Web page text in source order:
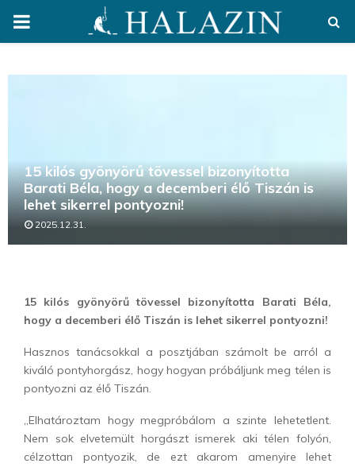
PRIMARY
15 kilós gyönyörű tövessel bizonyította
Barati Béla, hogy a decemberi élő Tiszán is
lehet sikerrel pontyozni!
2025.12.31.
15 kilós gyönyörű tövessel bizonyította Barati Béla,
hogy a decemberi élő Tiszán is lehet sikerrel pontyozni!
Hasznos tanácsokkal a posztjában számolt be arról a
kiváló pontyhorgász, hogy hogyan próbáljunk meg télen is
pontyozni az élő Tiszán.
„Elhatároztam hogy megpróbálom a szinte lehetetlent.
Nem sok elvetemült horgászt ismerek aki télen folyón,
célzottan pontyozik, de ezt akarom amenyire lehet